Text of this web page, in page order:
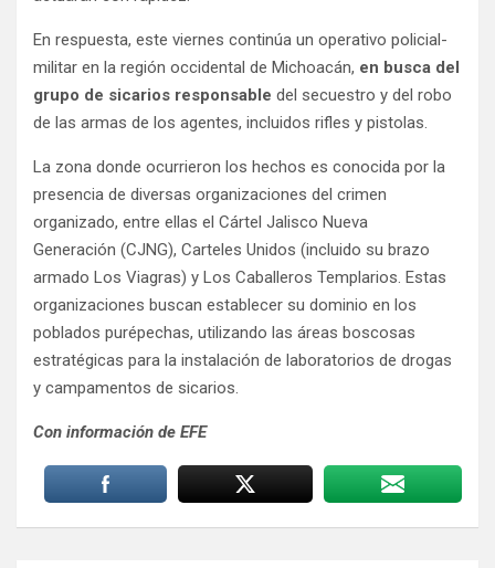
En respuesta, este viernes continúa un operativo policial-
militar en la región occidental de Michoacán, en busca del
grupo de sicarios responsable del secuestro y del robo
de las armas de los agentes, incluidos rifles y pistolas.
La zona donde ocurrieron los hechos es conocida por la
presencia de diversas organizaciones del crimen
organizado, entre ellas el Cártel Jalisco Nueva
Generación (CJNG), Carteles Unidos (incluido su brazo
armado Los Viagras) y Los Caballeros Templarios. Estas
organizaciones buscan establecer su dominio en los
poblados purépechas, utilizando las áreas boscosas
estratégicas para la instalación de laboratorios de drogas
y campamentos de sicarios.
Con información de EFE